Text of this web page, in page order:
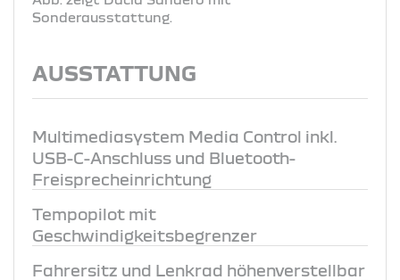
Sonderausstattung.
AUSSTATTUNG
Multimediasystem Media Control inkl.
USB-C-Anschluss und Bluetooth-
Freisprecheinrichtung
Tempopilot mit
Geschwindigkeitsbegrenzer
Fahrersitz und Lenkrad höhenverstellbar